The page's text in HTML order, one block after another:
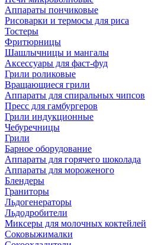
Аппараты пончиковые
Рисоварки и термосы для риса
Тостеры
Фритюрницы
Шашлычницы и мангалы
Аксессуары для фаст-фуд
Грили роликовые
Вращающиеся грили
Аппараты для спиральных чипсов
Пресс для гамбургеров
Грили индукционные
Чебуречницы
Грили
Барное оборудование
Аппараты для горячего шоколада
Аппараты для мороженого
Блендеры
Граниторы
Льдогенераторы
Льдодробители
Миксеры для молочных коктейлей
Соковыжималки